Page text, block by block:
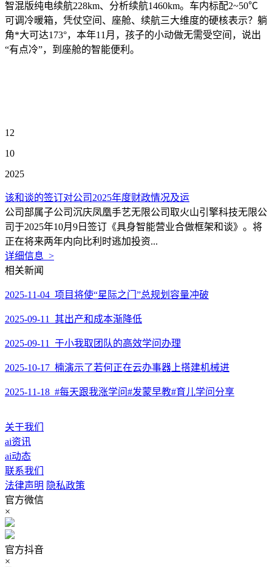
智混版纯电续航228km、分析续航1460km。车内标配2~50℃
可调冷暖箱，凭仗空间、座舱、续航三大维度的硬核表示？躺
角*大可达173°，本年11月，孩子的小动做无需受空间，说出
“有点冷”，到座舱的智能便利。
12
10
2025
该和谈的签订对公司2025年度财政情况及运
公司部属子公司沉庆凤凰手艺无限公司取火山引擎科技无限公
司于2025年10月9日签订《具身智能营业合做框架和谈》。将
正在将来两年内向比利时逃加投资...
详细信息 >
相关新闻
2025-11-04 项目将使“星际之门”总规划容量冲破
2025-09-11 其出产和成本渐降低
2025-09-11 于小我取团队的高效学问办理
2025-10-17 楠演示了若何正在云办事器上搭建机械进
2025-11-18 #每天跟我涨学问#发蒙早教#育儿学问分享
关于我们
ai资讯
ai动态
联系我们
法律声明 隐私政策
官方微信
×
官方抖音
×